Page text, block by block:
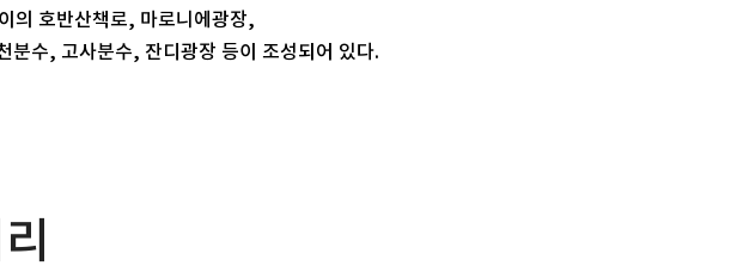
의 호반산책로, 마로니에광장,
수, 고사분수, 잔디광장 등이 조성되어 있다.